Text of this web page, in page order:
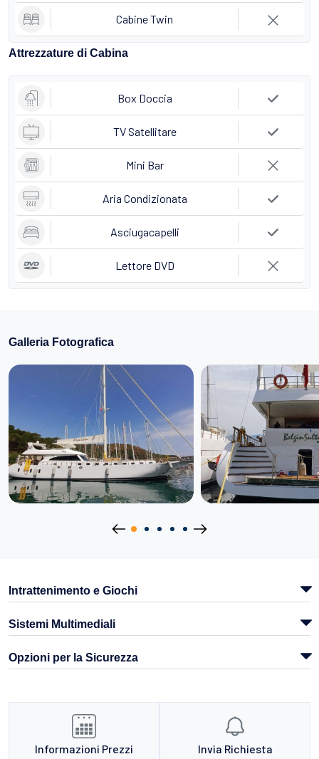
Cabine Twin
Attrezzature di Cabina
Box Doccia
TV Satellitare
Mini Bar
Aria Condizionata
Asciugacapelli
Lettore DVD
Galleria Fotografica
Intrattenimento e Giochi
Sistemi Multimediali
Opzioni per la Sicurezza
Informazioni Prezzi Invia Richiesta